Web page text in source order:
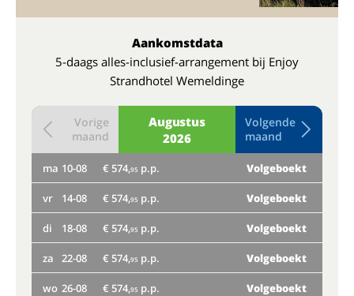
Aankomstdata
5-daags alles-inclusief-arrangement bij Enjoy
Strandhotel Wemeldinge
Augustus
2026
Vorige
maand
Volgende
maand
ma 10-08 € 574,95 p.p. Volgeboekt
vr 14-08 € 574,95 p.p. Volgeboekt
di 18-08 € 574,95 p.p. Volgeboekt
za 22-08 € 574,95 p.p. Volgeboekt
wo 26-08 € 574,95 p.p. Volgeboekt